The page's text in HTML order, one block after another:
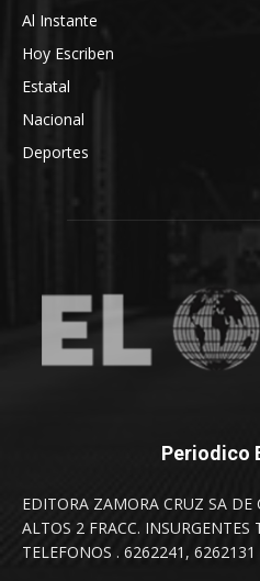
Al Instante
Hoy Escriben
Estatal
Nacional
Deportes
Periodico
EDITORA ZAMORA CRUZ SA DE
ALTOS 2 FRACC. INSURGENTES
TELEFONOS . 6262241, 6262131